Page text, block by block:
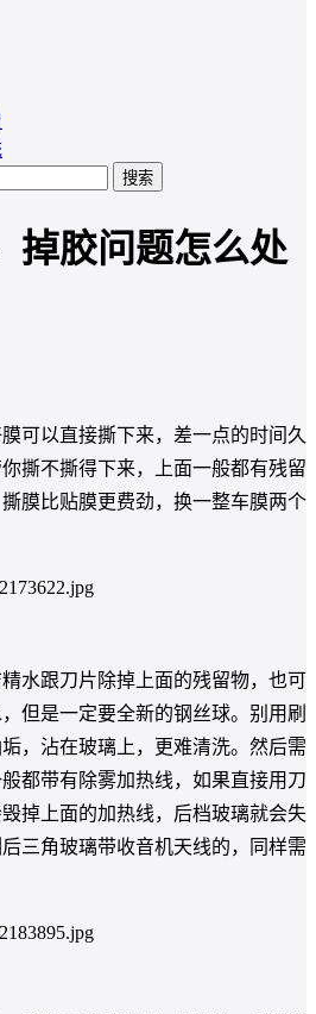
搜索
掉胶问题怎么处
可以直接撕下来，差一点的时间久
撕不撕得下来，上面一般都有残留
膜比贴膜更费劲，换一整车膜两个
水跟刀片除掉上面的残留物，也可
但是一定要全新的钢丝球。别用刷
，沾在玻璃上，更难清洗。然后需
都带有除雾加热线，如果直接用刀
掉上面的加热线，后档玻璃就会失
三角玻璃带收音机天线的，同样需